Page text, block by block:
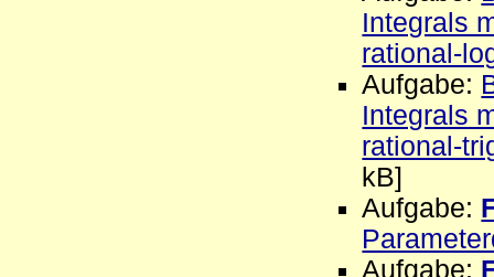
Integrals
rational-
Aufgabe:
Integrals
rational-
kB]
Aufgabe:
Aufgabe: